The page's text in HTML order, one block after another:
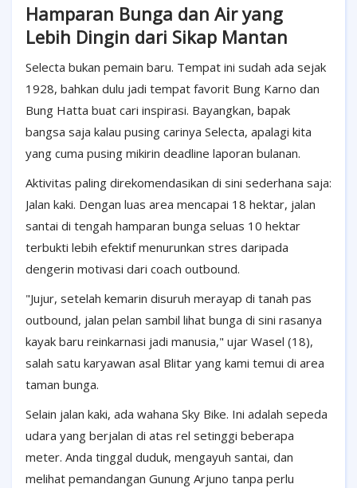
Hamparan Bunga dan Air yang
Lebih Dingin dari Sikap Mantan
Selecta bukan pemain baru. Tempat ini sudah ada sejak
1928, bahkan dulu jadi tempat favorit Bung Karno dan
Bung Hatta buat cari inspirasi. Bayangkan, bapak
bangsa saja kalau pusing carinya Selecta, apalagi kita
yang cuma pusing mikirin deadline laporan bulanan.
Aktivitas paling direkomendasikan di sini sederhana saja:
Jalan kaki. Dengan luas area mencapai 18 hektar, jalan
santai di tengah hamparan bunga seluas 10 hektar
terbukti lebih efektif menurunkan stres daripada
dengerin motivasi dari coach outbound.
"Jujur, setelah kemarin disuruh merayap di tanah pas
outbound, jalan pelan sambil lihat bunga di sini rasanya
kayak baru reinkarnasi jadi manusia," ujar Wasel (18),
salah satu karyawan asal Blitar yang kami temui di area
taman bunga.
Selain jalan kaki, ada wahana Sky Bike. Ini adalah sepeda
udara yang berjalan di atas rel setinggi beberapa
meter. Anda tinggal duduk, mengayuh santai, dan
melihat pemandangan Gunung Arjuno tanpa perlu